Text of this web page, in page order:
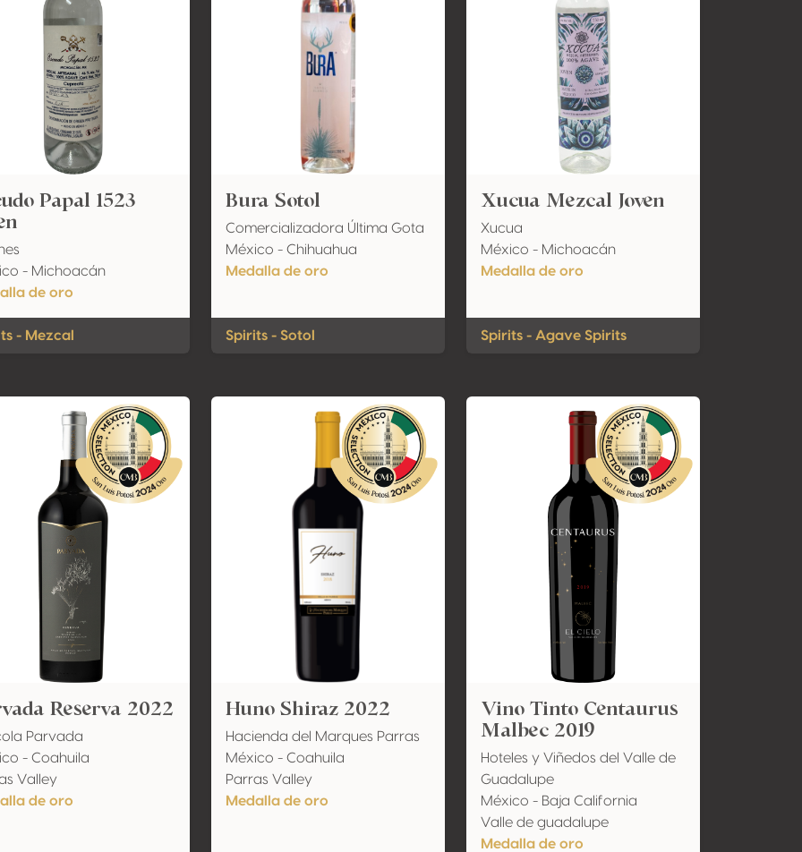
Papal 1523
- Michoacán
de oro
- Mezcal
Bura Sotol
Comercializadora Última Gota
México - Chihuahua
Medalla de oro
Spirits - Sotol
Xucua Mezcal Joven
Xucua
México - Michoacán
Medalla de oro
Spirits - Agave Spirits
Reserva 2022
Parvada
- Coahuila
Valley
de oro
Huno Shiraz 2022
Hacienda del Marques Parras
México - Coahuila
Parras Valley
Medalla de oro
Vino Tinto Centaurus
Malbec 2019
Hoteles y Viñedos del Valle de
Guadalupe
México - Baja California
Valle de guadalupe
Medalla de oro